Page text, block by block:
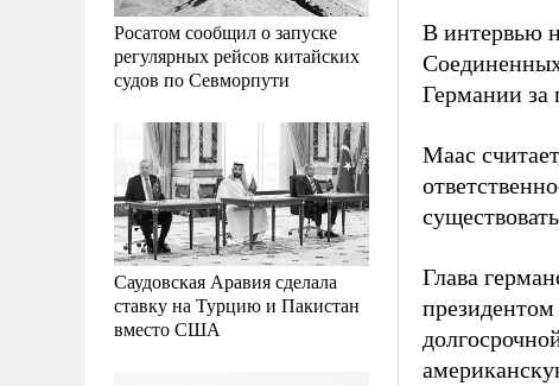
Росатом сообщил о запуске
регулярных рейсов китайских
судов по Севморпути
Саудовская Аравия сделала
ставку на Турцию и Пакистан
вместо США
В интервью
Германии за
Маас
Глава